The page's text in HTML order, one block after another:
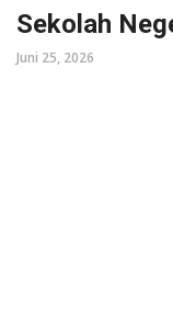
Sekolah
Juni 25, 2026